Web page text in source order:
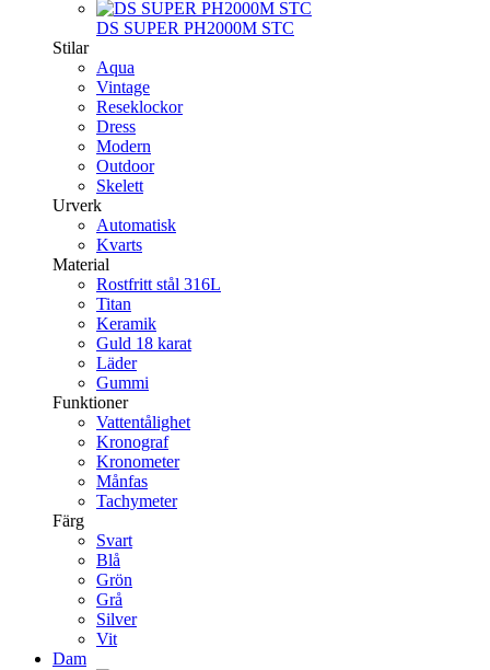
DS SUPER PH2000M STC
Stilar
Aqua
Vintage
Reseklockor
Dress
Modern
Outdoor
Skelett
Urverk
Automatisk
Kvarts
Material
Rostfritt stål 316L
Titan
Keramik
Guld 18 karat
Läder
Gummi
Funktioner
Vattentålighet
Kronograf
Kronometer
Månfas
Tachymeter
Färg
Svart
Blå
Grön
Grå
Silver
Vit
Dam